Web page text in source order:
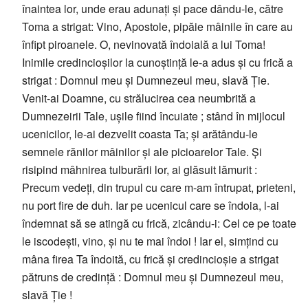
înaintea lor, unde erau adunați și pace dându-le, către
Toma a strigat: Vino, Apostole, pipăie mâinile în care au
înfipt piroanele. O, nevinovată îndoială a lui Toma!
Inimile credincioșilor la cunoștință le-a adus și cu frică a
strigat : Domnul meu și Dumnezeul meu, slavă Ție.
Venit-ai Doamne, cu strălucirea cea neumbrită a
Dumnezeirii Tale, ușile fiind încuiate ; stând în mijlocul
ucenicilor, le-ai dezvelit coasta Ta; și arătându-le
semnele rănilor mâinilor și ale picioarelor Tale. Și
risipind mâhnirea tulburării lor, ai glăsuit lămurit :
Precum vedeți, din trupul cu care m-am întrupat, prieteni,
nu port fire de duh. Iar pe ucenicul care se îndoia, l-ai
îndemnat să se atingă cu frică, zicându-i: Cel ce pe toate
le iscodești, vino, și nu te mai îndoi ! Iar el, simțind cu
mâna firea Ta îndoită, cu frică și credincioșie a strigat
pătruns de credință : Domnul meu și Dumnezeul meu,
slavă Ție !